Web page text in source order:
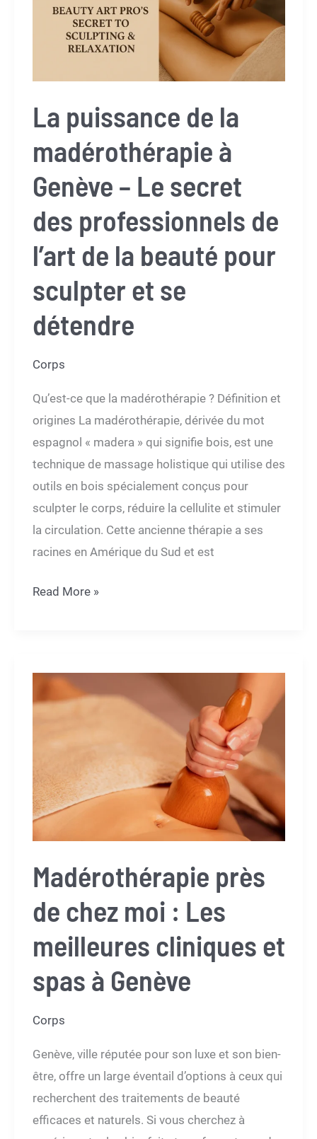
Pro,
La puissance de la
madérothérapie à
Genève – Le secret
des professionnels de
l’art de la beauté pour
sculpter et se
détendre
Corps
Qu’est-ce que la madérothérapie ? Définition et
origines La madérothérapie, dérivée du mot
espagnol « madera » qui signifie bois, est une
technique de massage holistique qui utilise des
outils en bois spécialement conçus pour
sculpter le corps, réduire la cellulite et stimuler
la circulation. Cette ancienne thérapie a ses
racines en Amérique du Sud et est
La
madérothérapie
à
secret
des
professionnels
l’art
la
beauté
sculpter
détendre
Read More »
Madérothérapie près
de chez moi : Les
meilleures cliniques et
spas à Genève
Corps
Genève, ville réputée pour son luxe et son bien-
être, offre un large éventail d’options à ceux qui
recherchent des traitements de beauté
efficaces et naturels. Si vous cherchez à